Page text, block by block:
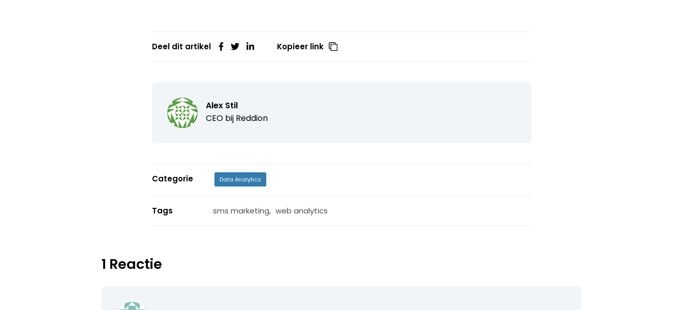
Deel dit artikel Kopieer link
Alex Stil
CEO bij Reddion
Categorie Data Analytics
Tags sms marketing, web analytics
1 Reactie